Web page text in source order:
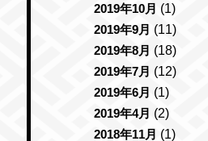
2019年10月 (1)
2019年9月 (11)
2019年8月 (18)
2019年7月 (12)
2019年6月 (1)
2019年4月 (2)
2018年11月 (1)